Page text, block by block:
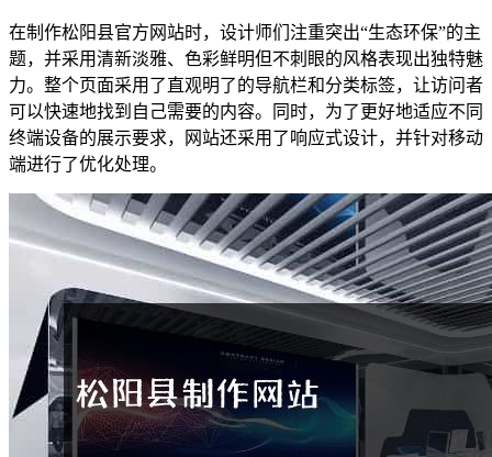
在制作松阳县官方网站时，设计师们注重突出“生态环保”的主
题，并采用清新淡雅、色彩鲜明但不刺眼的风格表现出独特魅
力。整个页面采用了直观明了的导航栏和分类标签，让访问者
可以快速地找到自己需要的内容。同时，为了更好地适应不同
终端设备的展示要求，网站还采用了响应式设计，并针对移动
端进行了优化处理。